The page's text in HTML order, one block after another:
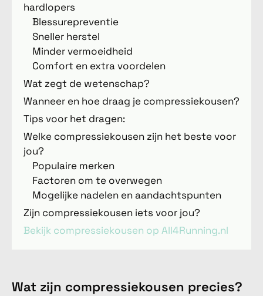
Wat zijn compressiekousen precies?
hardlopers
Blessurepreventie
Sneller herstel
Minder vermoeidheid
Comfort en extra voordelen
Wat zegt de wetenschap?
Wanneer en hoe draag je compressiekousen?
Tips voor het dragen:
Welke compressiekousen zijn het beste voor
jou?
Populaire merken
Factoren om te overwegen
Mogelijke nadelen en aandachtspunten
Zijn compressiekousen iets voor jou?
Bekijk compressiekousen op All4Running.nl